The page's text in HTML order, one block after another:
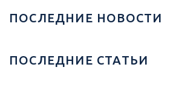
ПОСЛЕДНИЕ НОВОСТИ
ПОСЛЕДНИЕ СТАТЬИ